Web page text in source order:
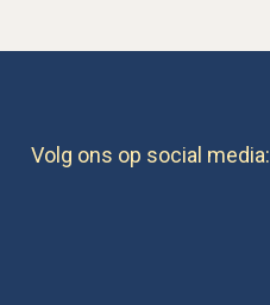
Volg ons op social media: